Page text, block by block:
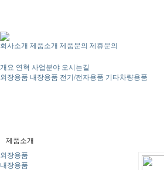
회사소개 제품소개 제품문의 제휴문의
개요 연혁 사업분야 오시는길
외장용품 내장용품 전기/전자용품 기타차량용품
제품소개
외장용품
내장용품